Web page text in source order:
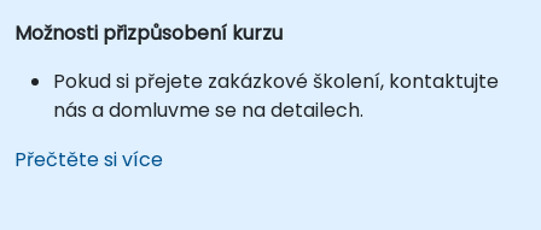
Možnosti přizpůsobení kurzu
Pokud si přejete zakázkové školení, kontaktujte
nás a domluvme se na detailech.
Přečtěte si více